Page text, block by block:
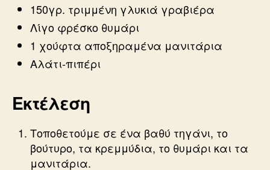
150γρ. τριμμένη γλυκιά γραβιέρα
Λίγο φρέσκο θυμάρι
1 χούφτα αποξηραμένα μανιτάρια
Αλάτι-πιπέρι
Εκτέλεση
Τοποθετούμε σε ένα βαθύ τηγάνι, το
βούτυρο, τα κρεμμύδια, το θυμάρι και τα
μανιτάρια.